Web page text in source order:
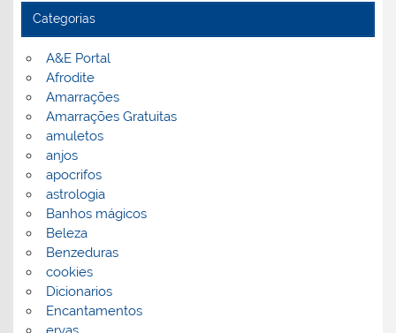
Categorias
A&E Portal
Afrodite
Amarrações
Amarrações Gratuitas
amuletos
anjos
apocrifos
astrologia
Banhos mágicos
Beleza
Benzeduras
cookies
Dicionarios
Encantamentos